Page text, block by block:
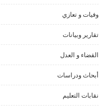
وفيات و تعازي
تقارير وبيانات
القضاء و العدل
أبحاث ودراسات
نقابات التعليم